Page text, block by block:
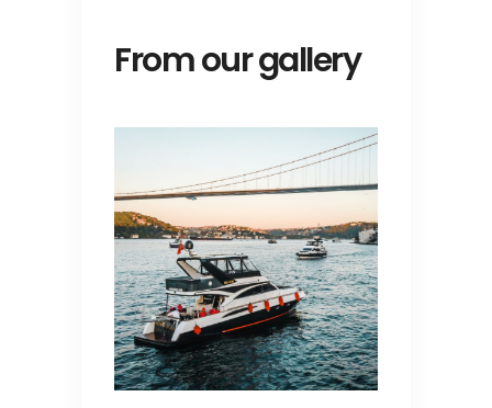
From our gallery